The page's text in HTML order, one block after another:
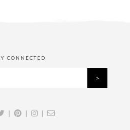
CONNECTED
| | |